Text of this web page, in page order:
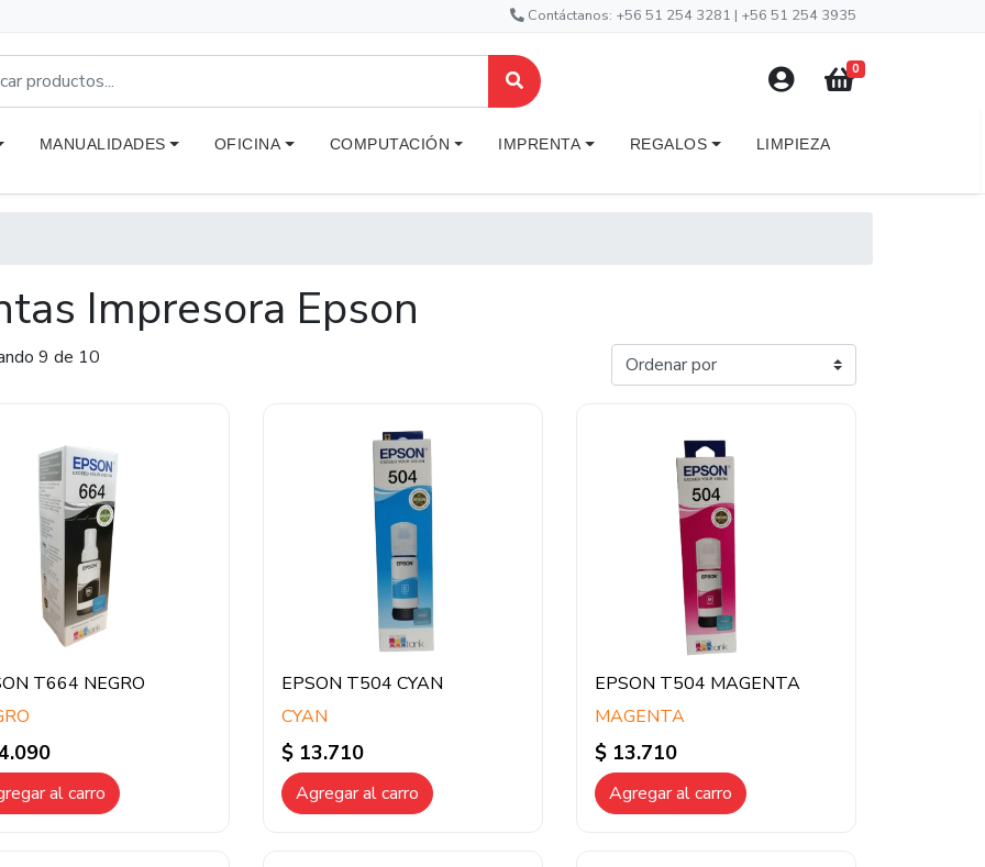
Contáctanos: +56 51 254 3281 | +56 51 254 3935
0
MANUALIDADES OFICINA COMPUTACIÓN IMPRENTA REGALOS LIMPIEZA
Impresora Epson
9 de 10
T664 NEGRO
al carro
EPSON T504 CYAN
CYAN
$ 13.710
Agregar al carro
EPSON T504 MAGENTA
MAGENTA
$ 13.710
Agregar al carro